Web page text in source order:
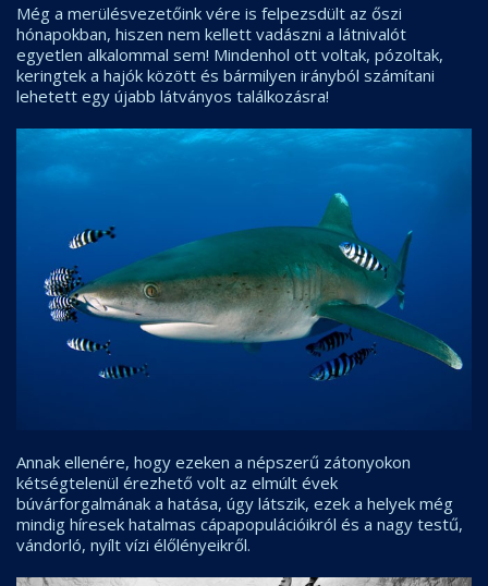
Még a merülésvezetőink vére is felpezsdült az őszi
hónapokban, hiszen nem kellett vadászni a látnivalót
egyetlen alkalommal sem! Mindenhol ott voltak, pózoltak,
keringtek a hajók között és bármilyen irányból számítani
lehetett egy újabb látványos találkozásra!
Annak ellenére, hogy ezeken a népszerű zátonyokon
kétségtelenül érezhető volt az elmúlt évek
búvárforgalmának a hatása, úgy látszik, ezek a helyek még
mindig híresek hatalmas cápapopulációikról és a nagy testű,
vándorló, nyílt vízi élőlényeikről.